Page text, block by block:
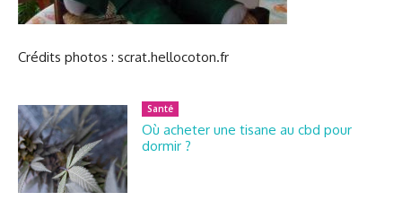
Crédits photos : scrat.hellocoton.fr
Santé
Où acheter une tisane au cbd pour
dormir ?